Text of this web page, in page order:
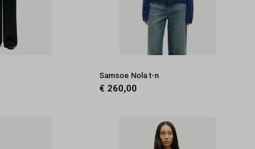
Samsoe Nola t-n
€ 260,00